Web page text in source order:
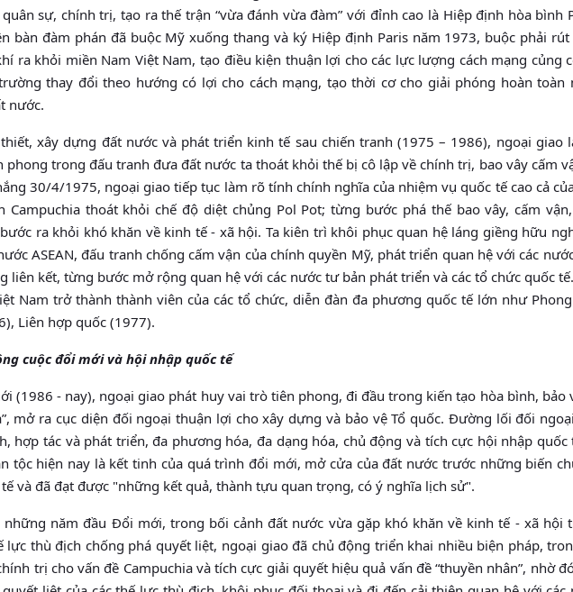
sự, chính trị, tạo ra thế trận “vừa đánh vừa đàm” với đỉnh cao là Hiệp định hòa bình
bàn đàm phán đã buộc Mỹ xuống thang và ký Hiệp định Paris năm 1973, buộc phải rút
ra khỏi miền Nam Việt Nam, tạo điều kiện thuận lợi cho các lực lượng cách mạng củng
thay đổi theo hướng có lợi cho cách mạng, tạo thời cơ cho giải phóng hoàn toàn
nước.
xây dựng đất nước và phát triển kinh tế sau chiến tranh (1975 – 1986), ngoại giao
trong đấu tranh đưa đất nước ta thoát khỏi thế bị cô lập về chính trị, bao vây cấm
30/4/1975, ngoại giao tiếp tục làm rõ tính chính nghĩa của nhiệm vụ quốc tế cao cả
Campuchia thoát khỏi chế độ diệt chủng Pol Pot; từng bước phá thế bao vây, cấm
ra khỏi khó khăn về kinh tế - xã hội. Ta kiên trì khôi phục quan hệ láng giềng hữu
ASEAN, đấu tranh chống cấm vận của chính quyền Mỹ, phát triển quan hệ với các
liên kết, từng bước mở rộng quan hệ với các nước tư bản phát triển và các tổ chức quốc
Nam trở thành thành viên của các tổ chức, diễn đàn đa phương quốc tế lớn như
Liên hợp quốc (1977).
cuộc đổi mới và hội nhập quốc tế
(1986 - nay), ngoại giao phát huy vai trò tiên phong, đi đầu trong kiến tạo hòa bình, bảo
mở ra cục diện đối ngoại thuận lợi cho xây dựng và bảo vệ Tổ quốc. Đường lối đối
hợp tác và phát triển, đa phương hóa, đa dạng hóa, chủ động và tích cực hội nhập quốc
tộc hiện nay là kết tinh của quá trình đổi mới, mở cửa của đất nước trước những biến
và đã đạt được "những kết quả, thành tựu quan trọng, có ý nghĩa lịch sử".
những năm đầu Đổi mới, trong bối cảnh đất nước vừa gặp khó khăn về kinh tế - xã hội
lực thù địch chống phá quyết liệt, ngoại giao đã chủ động triển khai nhiều biện pháp,
trị cho vấn đề Campuchia và tích cực giải quyết hiệu quả vấn đề “thuyền nhân”, nhờ